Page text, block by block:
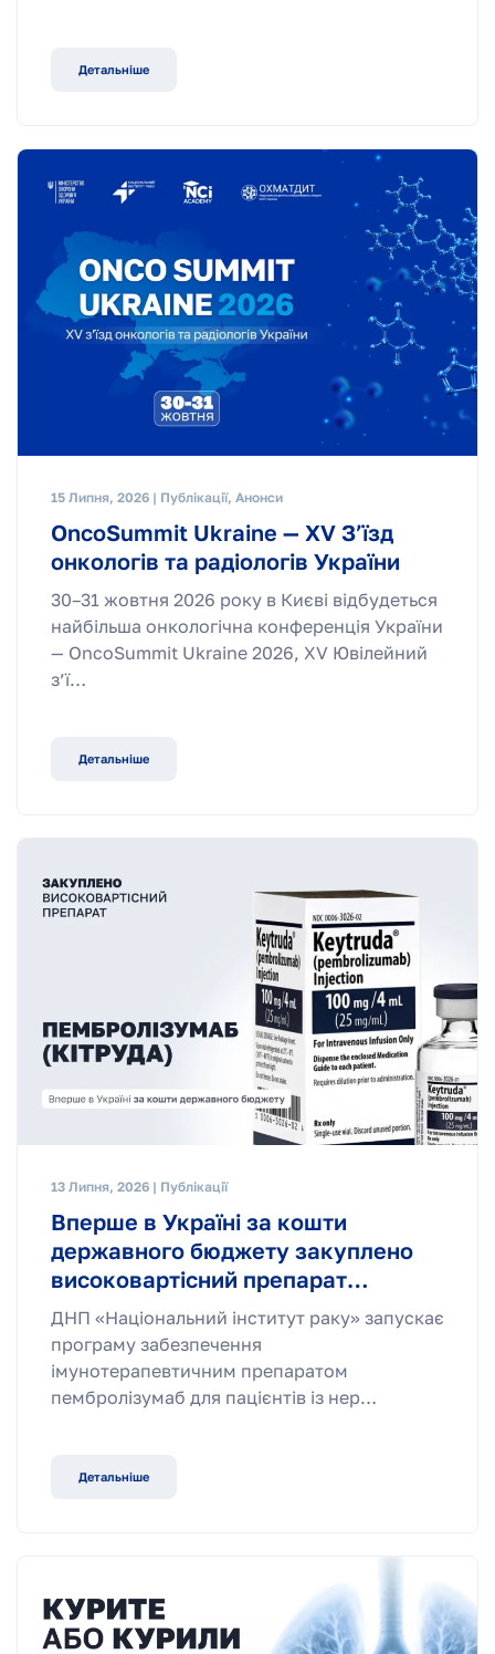
Детальніше
15 Липня, 2026 | Публікації, Анонси
OncoSummit Ukraine — XV З’їзд
онкологів та радіологів України
30–31 жовтня 2026 року в Києві відбудеться
найбільша онкологічна конференція України
— OncoSummit Ukraine 2026, XV Ювілейний
з’ї…
Детальніше
13 Липня, 2026 | Публікації
Вперше в Україні за кошти
державного бюджету закуплено
високовартісний препарат…
ДНП «Національний інститут раку» запускає
програму забезпечення
імунотерапевтичним препаратом
пембролізумаб для пацієнтів із нер…
Детальніше